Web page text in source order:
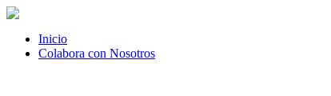
Inicio
Colabora con Nosotros